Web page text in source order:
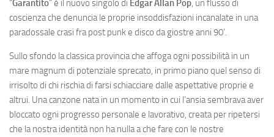
“Garantito” è il nuovo singolo di Edgar Allan Pop, un flusso di
coscienza che denuncia le proprie insoddisfazioni incanalate in una
paradossale crasi fra post punk e disco da giostre anni 90’.
Sullo sfondo la classica provincia che affoga ogni possibilità in un
mare magnum di potenziale sprecato, in primo piano quel senso di
irrisolto di chi rischia di farsi schiacciare dalle aspettative proprie e
altrui. Una canzone nata in un momento in cui l’ansia sembrava aver
bloccato ogni progresso personale e lavorativo, creata per ripetersi
che la nostra identità non ha nulla a che fare con le nostre